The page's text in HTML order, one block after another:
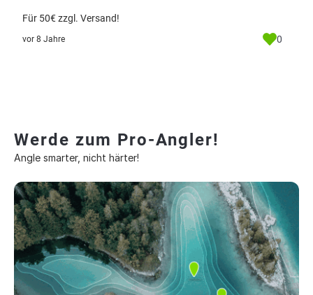
Für 50€ zzgl. Versand!
vor 8 Jahre 0
Werde zum Pro-Angler!
Angle smarter, nicht härter!